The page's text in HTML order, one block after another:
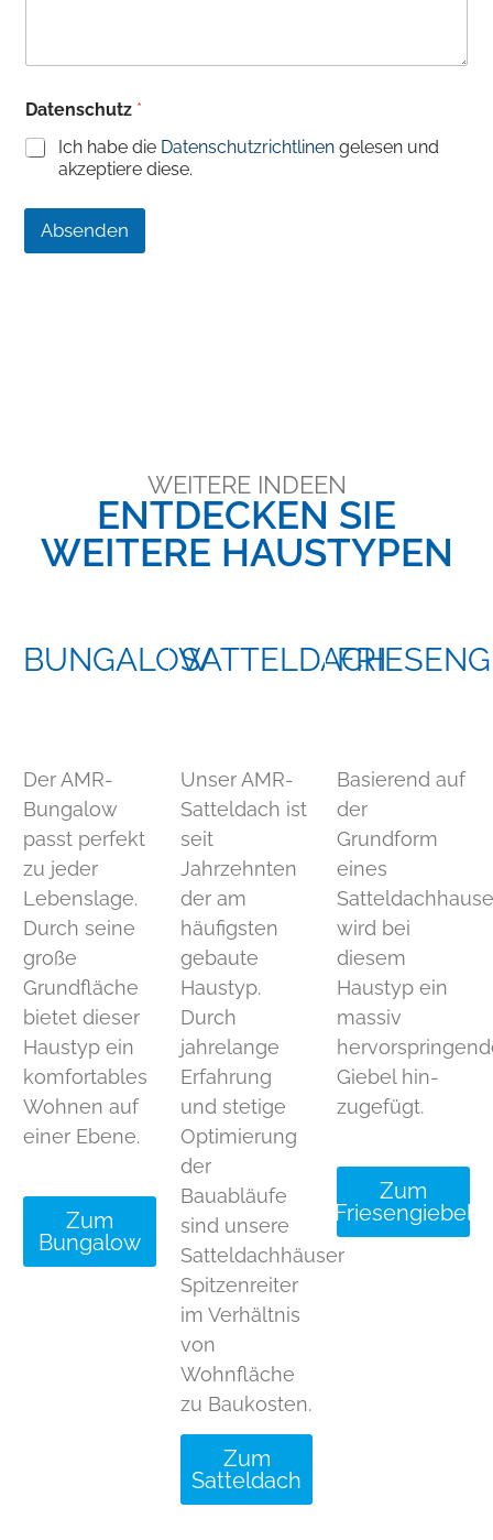
c
t
Datenschutz *
Ich habe die Datenschutzrichtlinen gelesen und
akzeptiere diese.
Absenden
WEITERE INDEEN
ENTDECKEN SIE
WEITERE HAUSTYPEN
BUNGALOW
Der AMR-
Bungalow
passt perfekt
zu jeder
Lebenslage.
Durch seine
große
Grundfläche
bietet dieser
Haustyp ein
komfortables
Wohnen auf
einer Ebene.
Zum
Bungalow
SATTELDACH
Unser AMR-
Satteldach ist
seit
Jahrzehnten
der am
häufigsten
gebaute
Haustyp.
Durch
jahrelange
Erfahrung
und stetige
Optimierung
der
Bauabläufe
sind unsere
Satteldachhäuser
Spitzenreiter
im Verhältnis
von
Wohnfläche
zu Baukosten.
Zum
Satteldach
Basierend auf
der
Grundform
eines
wird bei
diesem
Haustyp ein
massiv
Giebel hin-
zugefügt.
Zum
Friesengiebel